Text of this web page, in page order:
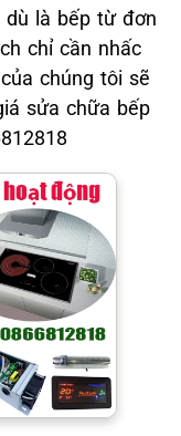
dù là bếp từ đơn
chỉ cần nhấc
chúng tôi sẽ
sửa chữa bếp